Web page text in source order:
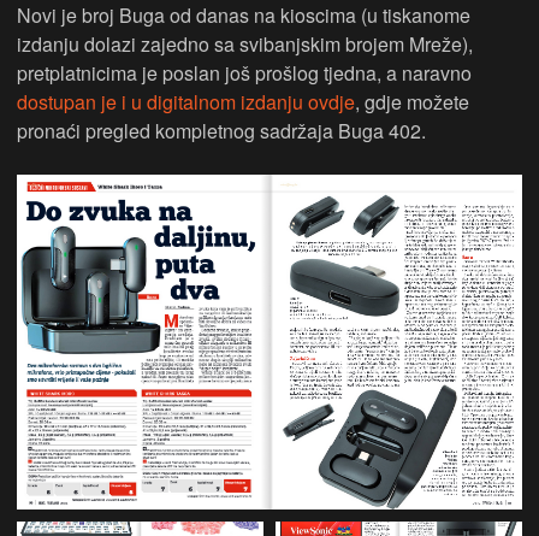
Novi je broj Buga od danas na kioscima (u tiskanome
izdanju dolazi zajedno sa svibanjskim brojem Mreže),
pretplatnicima je poslan još prošlog tjedna, a naravno
dostupan je i u digitalnom izdanju ovdje, gdje možete
pronaći pregled kompletnog sadržaja Buga 402.